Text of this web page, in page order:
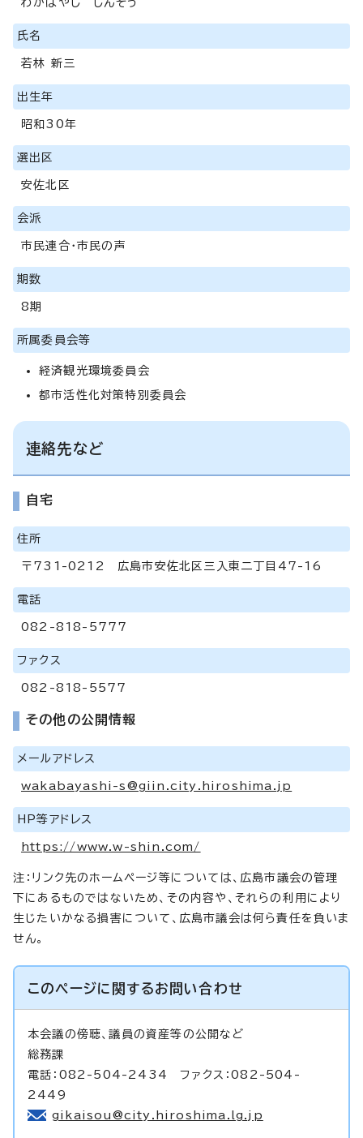
氏名
若林 新三
出生年
昭和30年
選出区
安佐北区
会派
市民連合・市民の声
期数
8期
所属委員会等
経済観光環境委員会
都市活性化対策特別委員会
連絡先など
自宅
住所
〒731-0212 広島市安佐北区三入東二丁目47-16
電話
082-818-5777
ファクス
082-818-5577
その他の公開情報
メールアドレス
wakabayashi-s@giin.city.hiroshima.jp
HP等アドレス
https://www.w-shin.com/
注：リンク先のホームページ等については、広島市議会の管理
下にあるものではないため、その内容や、それらの利用により
生じたいかなる損害について、広島市議会は何ら責任を負いま
せん。
このページに関するお問い合わせ
本会議の傍聴、議員の資産等の公開など
総務課
電話：082-504-2434 ファクス：082-504-
2449
gikaisou@city.hiroshima.lg.jp